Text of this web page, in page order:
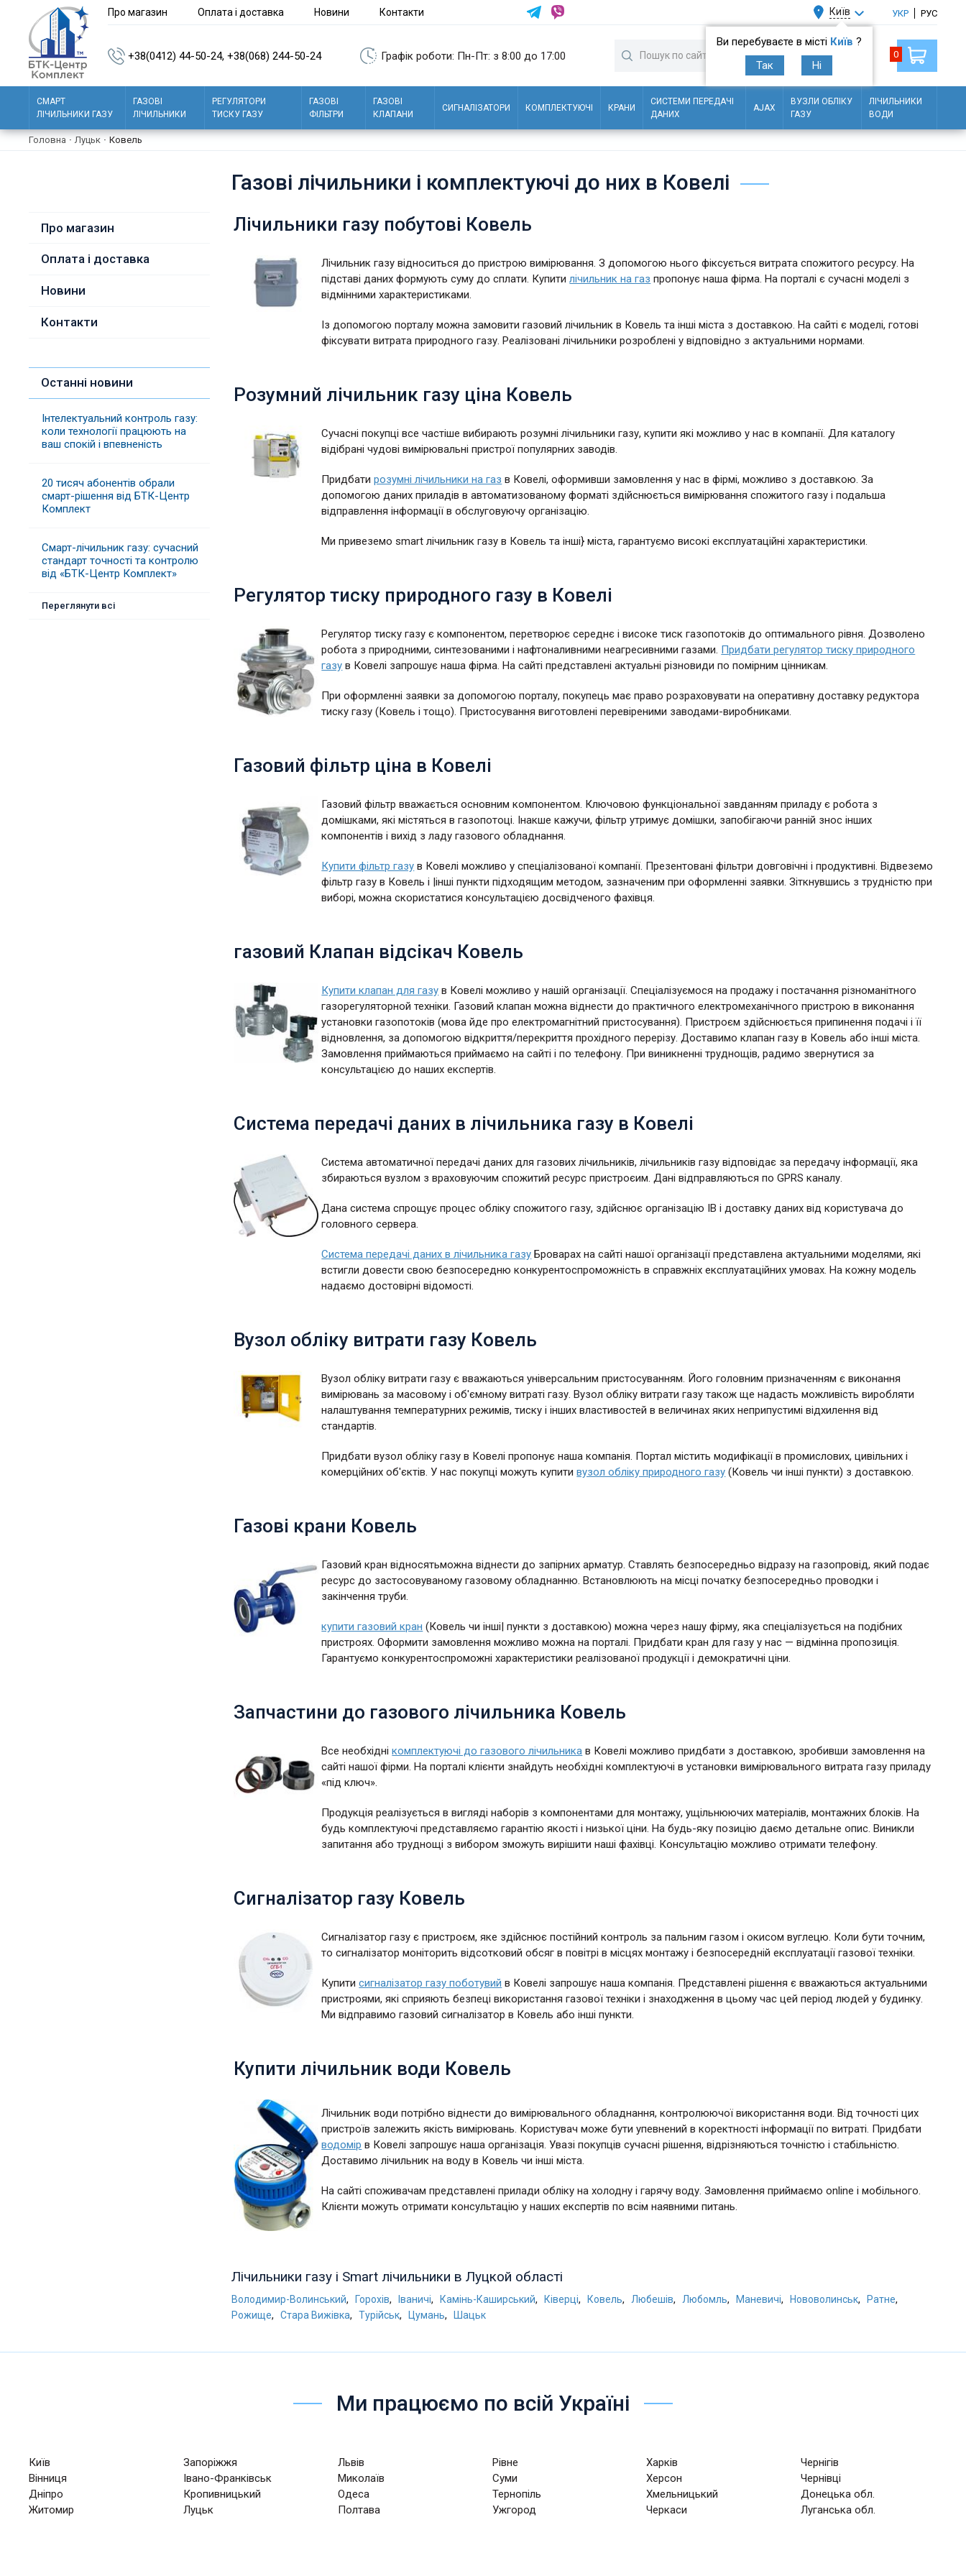
Про магазин Оплата і доставка Новини Контакти Київ
Ви перебуваєте в місті Київ ?
Так
Ні
УКР РУС
+38(0412) 44-50-24, +38(068) 244-50-24 Графік роботи: Пн-Пт: з 8:00 до 17:00 0
СМАРТ
ЛІЧИЛЬНИКИ ГАЗУ
ГАЗОВІ
ЛІЧИЛЬНИКИ
РЕГУЛЯТОРИ
ТИСКУ ГАЗУ
ГАЗОВІ
ФІЛЬТРИ
ГАЗОВІ
КЛАПАНИ
СИГНАЛІЗАТОРИ КОМПЛЕКТУЮЧІ КРАНИ
СИСТЕМИ ПЕРЕДАЧІ
ДАНИХ
AJAX
ВУЗЛИ ОБЛІКУ
ГАЗУ
ЛІЧИЛЬНИКИ
ВОДИ
Головна · Луцьк · Ковель
Про магазин
Оплата і доставка
Новини
Контакти
Останні новини
Інтелектуальний контроль газу:
коли технології працюють на
ваш спокій і впевненість
20 тисяч абонентів обрали
смарт-рішення від БТК-Центр
Комплект
Смарт-лічильник газу: сучасний
стандарт точності та контролю
від «БТК-Центр Комплект»
Переглянути всі
Газові лічильники і комплектуючі до них в Ковелі
Лічильники газу побутові Ковель
Лічильник газу відноситься до пристрою вимірювання. З допомогою нього фіксується витрата спожитого ресурсу. На
підставі даних формують суму до сплати. Купитилічильник на газ пропонує наша фірма. На порталі є сучасні моделі з
відмінними характеристиками.
Із допомогою порталу можна замовити газовий лічильник в Ковель та інші міста з доставкою. На сайті є моделі, готові
фіксувати витрата природного газу. Реалізовані лічильники розроблені у відповідно з актуальними нормами.
Розумний лічильник газу ціна Ковель
Сучасні покупці все частіше вибирають розумні лічильники газу, купити які можливо у нас в компанії. Для каталогу
відібрані чудові вимірювальні пристрої популярних заводів.
Придбатирозумні лічильники на газ в Ковелі, оформивши замовлення у нас в фірмі, можливо з доставкою. За
допомогою даних приладів в автоматизованому форматі здійснюється вимірювання спожитого газу і подальша
відправлення інформації в обслуговуючу організацію.
Ми привеземо smart лічильник газу в Ковель та інші} міста, гарантуємо високі експлуатаційні характеристики.
Регулятор тиску природного газу в Ковелі
Регулятор тиску газу є компонентом, перетворює середнє і високе тиск газопотоків до оптимального рівня. Дозволено
робота з природними, синтезованими і нафтоналивними неагресивними газами. Придбати регулятор тиску природного
газу в Ковелі запрошує наша фірма. На сайті представлені актуальні різновиди по помірним цінникам.
При оформленні заявки за допомогою порталу, покупець має право розраховувати на оперативну доставку редуктора
тиску газу (Ковель і тощо). Пристосування виготовлені перевіреними заводами-виробниками.
Газовий фільтр ціна в Ковелі
Газовий фільтр вважається основним компонентом. Ключовою функціональної завданням приладу є робота з
домішками, які містяться в газопотоці. Інакше кажучи, фільтр утримує домішки, запобігаючи ранній знос інших
компонентів і вихід з ладу газового обладнання.
Купити фільтр газу в Ковелі можливо у спеціалізованої компанії. Презентовані фільтри довговічні і продуктивні. Відвеземо
фільтр газу в Ковель і |інші пункти підходящим методом, зазначеним при оформленні заявки. Зіткнувшись з трудністю при
виборі, можна скористатися консультацією досвідченого фахівця.
газовий Клапан відсікач Ковель
Купити клапан для газу в Ковелі можливо у нашій організації. Спеціалізуємося на продажу і постачання різноманітного
газорегуляторной техніки. Газовий клапан можна віднести до практичного електромеханічного пристрою в виконання
установки газопотоків (мова йде про електромагнітний пристосування). Пристроєм здійснюється припинення подачі і її
відновлення, за допомогою відкриття/перекриття прохідного перерізу. Доставимо клапан газу в Ковель або інші міста.
Замовлення приймаються приймаємо на сайті і по телефону. При виникненні труднощів, радимо звернутися за
консультацією до наших експертів.
Система передачі даних в лічильника газу в Ковелі
Система автоматичної передачі даних для газових лічильників, лічильників газу відповідає за передачу інформації, яка
збираються вузлом з враховуючим спожитий ресурс пристроєим. Дані відправляються по GPRS каналу.
Дана система спрощує процес обліку спожитого газу, здійснює організацію ІВ і доставку даних від користувача до
головного сервера.
Система передачі даних в лічильника газу Броварах на сайті нашої організації представлена актуальними моделями, які
встигли довести свою безпосередню конкурентоспроможність в справжніх експлуатаційних умовах. На кожну модель
надаємо достовірні відомості.
Вузол обліку витрати газу Ковель
Вузол обліку витрати газу є вважаються універсальним пристосуванням. Його головним призначенням є виконання
вимірювань за масовому і об'ємному витраті газу. Вузол обліку витрати газу також ще надасть можливість виробляти
налаштування температурних режимів, тиску і інших властивостей в величинах яких неприпустимі відхилення від
стандартів.
Придбати вузол обліку газу в Ковелі пропонує наша компанія. Портал містить модифікації в промислових, цивільних і
комерційних об'єктів. У нас покупці можуть купитивузол обліку природного газу (Ковель чи інші пункти) з доставкою.
Газові крани Ковель
Газовий кран відносятьможна віднести до запірних арматур. Ставлять безпосередньо відразу на газопровід, який подає
ресурс до застосовуваному газовому обладнанню. Встановлюють на місці початку безпосередньо проводки і
закінчення труби.
купити газовий кран (Ковель чи інші| пункти з доставкою) можна через нашу фірму, яка спеціалізується на подібних
пристроях. Оформити замовлення можливо можна на порталі. Придбати кран для газу у нас — відмінна пропозиція.
Гарантуємо конкурентоспроможні характеристики реалізованої продукції і демократичні ціни.
Запчастини до газового лічильника Ковель
Все необхіднікомплектуючі до газового лічильника в Ковелі можливо придбати з доставкою, зробивши замовлення на
сайті нашої фірми. На порталі клієнти знайдуть необхідні комплектуючі в установки вимірювального витрата газу приладу
«під ключ».
Продукція реалізується в вигляді наборів з компонентами для монтажу, ущільнюючих матеріалів, монтажних блоків. На
будь комплектуючі представляємо гарантію якості і низької ціни. На будь-яку позицію даємо детальне опис. Виникли
запитання або труднощі з вибором зможуть вирішити наші фахівці. Консультацію можливо отримати телефону.
Сигналізатор газу Ковель
Сигналізатор газу є пристроєм, яке здійснює постійний контроль за пальним газом і окисом вуглецю. Коли бути точним,
то сигналізатор моніторить відсотковий обсяг в повітрі в місцях монтажу і безпосередній експлуатації газової техніки.
Купитисигналізатор газу поботувий в Ковелі запрошує наша компанія. Представлені рішення є вважаються актуальними
пристроями, які сприяють безпеці використання газової техніки і знаходження в цьому час цей період людей у будинку.
Ми відправимо газовий сигналізатор в Ковель або інші пункти.
Купити лічильник води Ковель
Лічильник води потрібно віднести до вимірювального обладнання, контролюючої використання води. Від точності цих
пристроїв залежить якість вимірювань. Користувач може бути упевнений в коректності інформації по витраті. Придбати
водомір в Ковелі запрошує наша організація. Увазі покупців сучасні рішення, відрізняються точністю і стабільністю.
Доставимо лічильник на воду в Ковель чи інші міста.
На сайті споживачам представлені прилади обліку на холодну і гарячу воду. Замовлення приймаємо online і мобільного.
Клієнти можуть отримати консультацію у наших експертів по всім наявними питань.
Лічильники газу і Smart лічильники в Луцкой області
Володимир-Волинський, Горохів, Іваничі, Камінь-Каширський, Ківерці, Ковель, Любешів, Любомль, Маневичі, Нововолинськ, Ратне,
Рожище, Стара Вижівка, Турійськ, Цумань, Шацьк
Ми працюємо по всій Україні
Київ Запоріжжя Львів Рівне Харків
Чернігів
Вінниця
Івано-Франківськ Миколаїв Суми Херсон
Чернівці
Дніпро
Кропивницький Одеса Тернопіль Хмельницький
Донецька обл.
Житомир
Луцьк Полтава Ужгород Черкаси Луганська обл.